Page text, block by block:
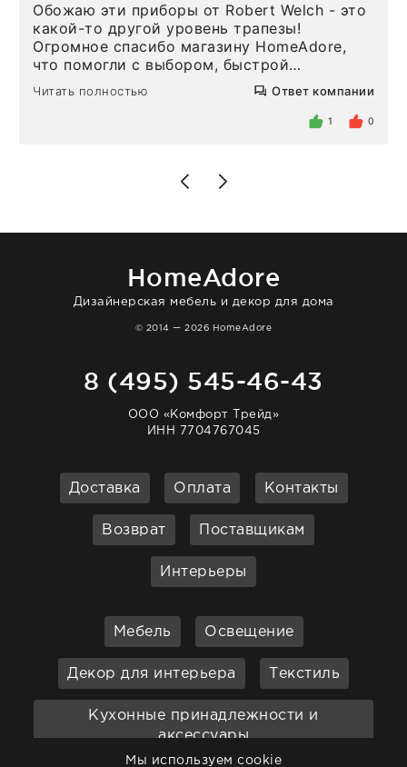
Обожаю эти приборы от Robert Welch - это
какой-то другой уровень трапезы!
Огромное спасибо магазину HomeAdore,
что помогли с выбором, быстрой
доставкой и высоким сервисом. Один раз
была здесь лично, забирала чайные ложки,
внутри очень много антикварной посуды,
Позже заказывала остальные приборы -
доставили сдэком на следующий день к
отвечает очень быстро. Взаимодействием
Читать полностью Ответ компании
1 0
HomeAdore
Дизайнерская мебель и декор для дома
© 2014 — 2026 HomeAdore
8 (495) 545-46-43
ООО «Комфорт Трейд»
ИНН 7704767045
Доставка Оплата Контакты
Возврат Поставщикам
Интерьеры
Мебель Освещение
Декор для интерьера Текстиль
Кухонные принадлежности и
аксессуары
Мы используем cookie